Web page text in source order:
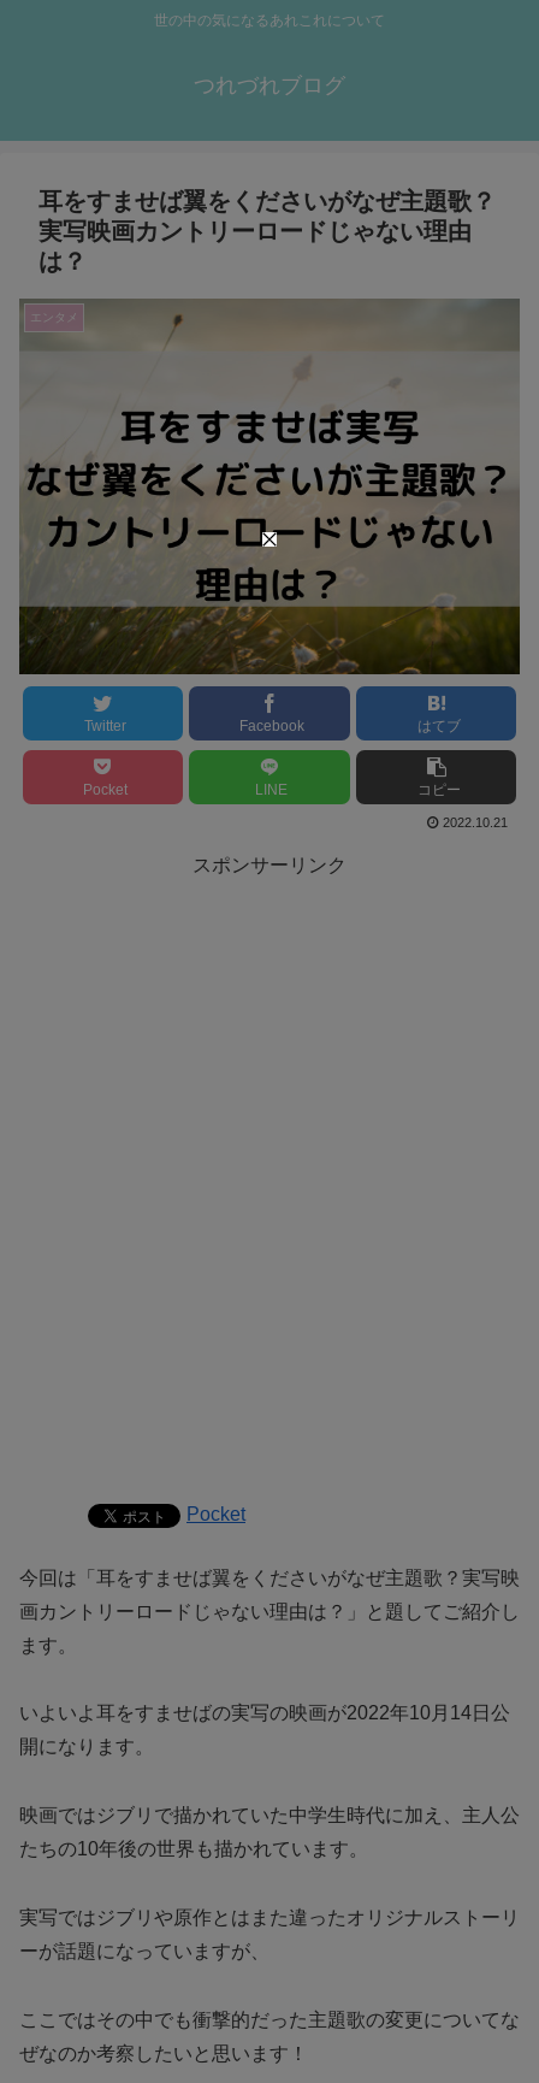
世の中の気になるあれこれについて
つれづれブログ
耳をすませば翼をくださいがなぜ主題歌？
実写映画カントリーロードじゃない理由
は？
エンタメ
Twitter Facebook はてブ
Pocket LINE コピー
2022.10.21
スポンサーリンク
Pocket
今回は「耳をすませば翼をくださいがなぜ主題歌？実写映
画カントリーロードじゃない理由は？」と題してご紹介し
ます。
いよいよ耳をすませばの実写の映画が2022年10月14日公
開になります。
映画ではジブリで描かれていた中学生時代に加え、主人公
たちの10年後の世界も描かれています。
実写ではジブリや原作とはまた違ったオリジナルストーリ
ーが話題になっていますが、
ここではその中でも衝撃的だった主題歌の変更についてな
ぜなのか考察したいと思います！